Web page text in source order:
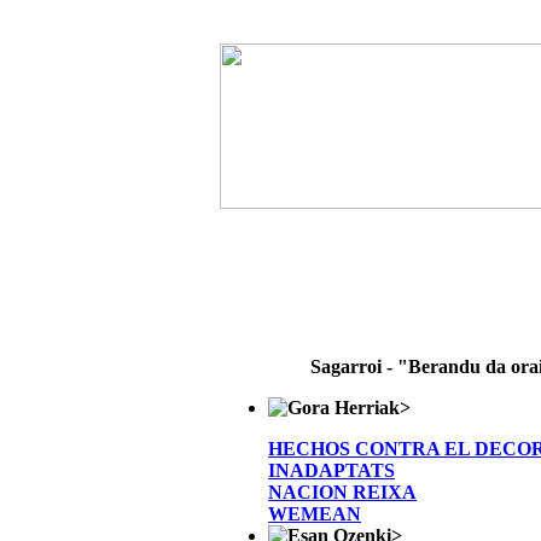
Sagarroi - "Berandu da
>
HECHOS CONTRA EL
INADAPTATS
NACION REIXA
WEMEAN
>